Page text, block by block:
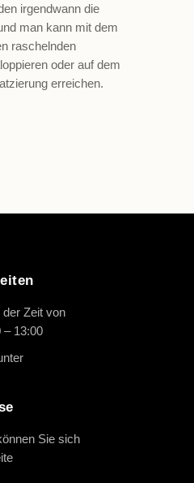
irgendwann die
man kann mit dem
raschelnden
oder auf dem
erreichen.
Zeit von
– 13:00
Sie sich